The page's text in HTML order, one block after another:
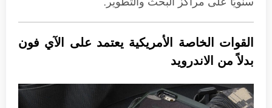
القوات الخاصة الأمريكية يعتمد على الآي فون
بدلاً من الاندرويد